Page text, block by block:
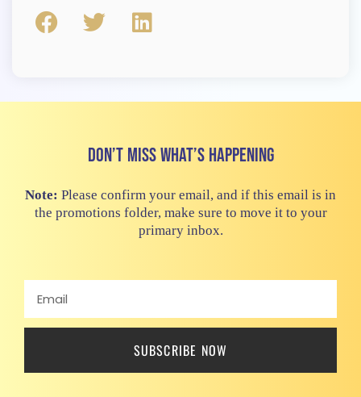
Don’t miss what’s happening
Note: Please confirm your email, and if this email is in
the promotions folder, make sure to move it to your
primary inbox.
SUBSCRIBE NOW